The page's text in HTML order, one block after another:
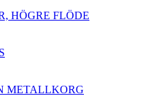
HÖGRE FLÖDE
METALLKORG